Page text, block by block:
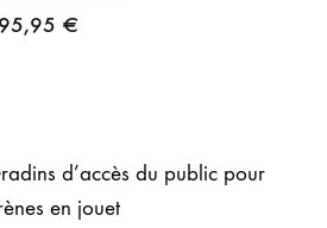
€
d’accès du public pour
en jouet